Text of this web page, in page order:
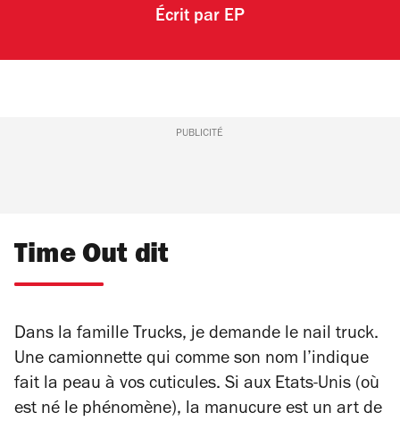
Écrit par EP
PUBLICITÉ
Time Out dit
Dans la famille Trucks, je demande le nail truck.
Une camionnette qui comme son nom l’indique
fait la peau à vos cuticules. Si aux Etats-Unis (où
est né le phénomène), la manucure est un art de